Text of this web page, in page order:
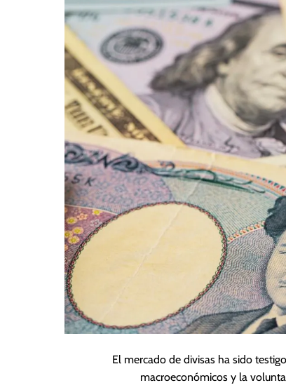
El mercado de divisas ha sido
macroeconómicos y la